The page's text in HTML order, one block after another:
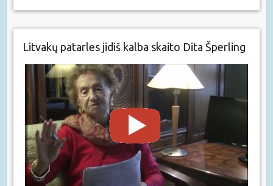
Litvakų patarles jidiš kalba skaito Dita Šperling